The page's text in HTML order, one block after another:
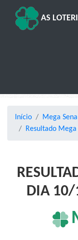
AS
Início
Mega Sena
Resultado
DIA 10/